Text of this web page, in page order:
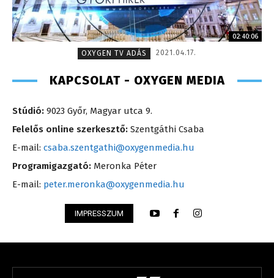
02:40:06
OXYGEN TV ADÁS
2021.04.17.
KAPCSOLAT - OXYGEN MEDIA
Stúdió: 9023 Győr, Magyar utca 9.
Felelős online szerkesztő: Szentgáthi Csaba
E-mail: csaba.szentgathi@oxygenmedia.hu
Programigazgató: Meronka Péter
E-mail: peter.meronka@oxygenmedia.hu
IMPRESSZUM